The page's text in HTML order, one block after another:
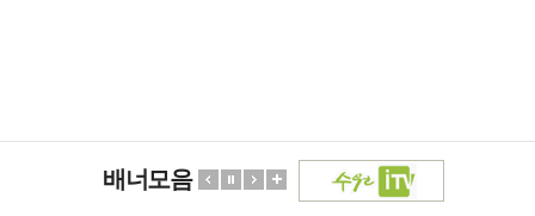
배너모음